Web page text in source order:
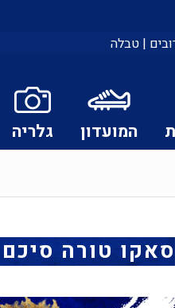
| טבלה
המועדון גלריה
סאקו טורה